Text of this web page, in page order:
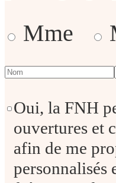
Mme
Oui, la FNH
ouvertures et
afin de me
personnalisés